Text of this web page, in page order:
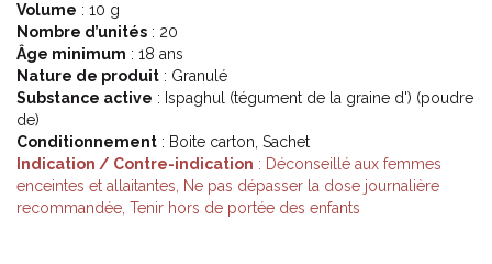
Volume : 10 g
Nombre d’unités : 20
Âge minimum : 18 ans
Nature de produit : Granulé
Substance active : Ispaghul (tégument de la graine d') (poudre
de)
Conditionnement : Boite carton, Sachet
Indication / Contre-indication : Déconseillé aux femmes
enceintes et allaitantes, Ne pas dépasser la dose journalière
recommandée, Tenir hors de portée des enfants